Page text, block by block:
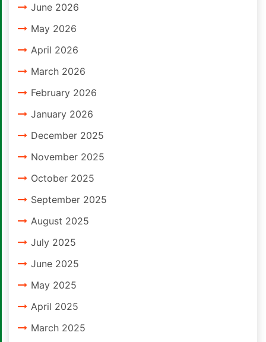
June 2026
May 2026
April 2026
March 2026
February 2026
January 2026
December 2025
November 2025
October 2025
September 2025
August 2025
July 2025
June 2025
May 2025
April 2025
March 2025